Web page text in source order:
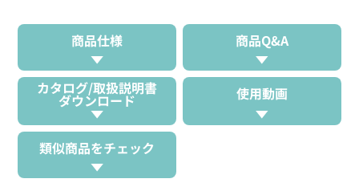
商品仕様 商品Q&A
カタログ/取扱説明書
ダウンロード 使用動画
類似商品をチェック